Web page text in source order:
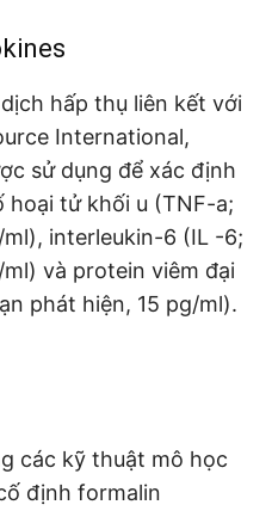
hấp thụ liên kết với
International,
sử dụng để xác định
hoại tử khối u (TNF-a;
interleukin-6 (IL -6;
và protein viêm đại
phát hiện, 15 pg/ml).
các kỹ thuật mô học
định formalin